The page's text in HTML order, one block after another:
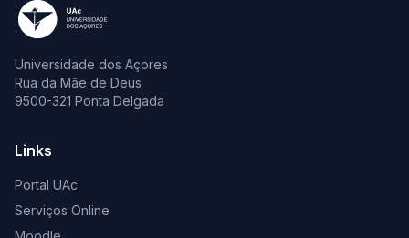
Universidade dos Açores
Rua da Mãe de Deus
9500-321 Ponta Delgada
Links
Portal UAc
Serviços Online